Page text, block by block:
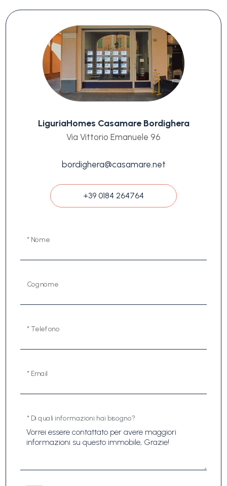
LiguriaHomes Casamare Bordighera
Via Vittorio Emanuele 96
bordighera@casamare.net
+39 0184 264764
* Nome
Cognome
* Telefono
* Email
* Di quali informazioni hai bisogno?